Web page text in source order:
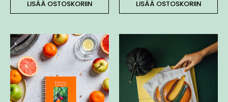
LISÄÄ OSTOSKORIIN LISÄÄ OSTOSKORIIN